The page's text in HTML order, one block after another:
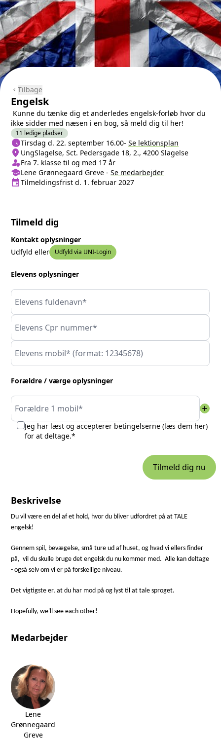
chevron_left Tilbage
Engelsk
Kunne du tænke dig et anderledes engelsk-forløb hvor du
ikke sidder med næsen i en bog, så meld dig til her!
11 ledige pladser
Næste lektion
scheduleTirsdag d. 22. september 16.00- Se lektionsplan
Sted/Adresse
location_on UngSlagelse, Sct. Pedersgade 18, 2., 4200 Slagelse
Klasse/Aldersbegrænsning
person_shieldFra 7. klasse til og med 17 år
Medarbejder
schoolLene Grønnegaard Greve - Se medarbejder
Tilmeldingsfrist
eventTilmeldingsfrist d. 1. februar 2027
Tilmeld dig
Kontakt oplysninger
Udfyld eller
Udfyld via UNI-Login
Elevens oplysninger
Elevens fuldenavn*
Elevens Cpr nummer*
Elevens mobil* (format: 12345678)
Forældre / værge oplysninger
Forældre 1 mobil* add
Jeg har læst og accepterer betingelserne (læs dem her)
for at deltage.*
Tilmeld dig nu
Beskrivelse
Du vil være en del af et hold, hvor du bliver udfordret på at TALE
engelsk!
Gennem spil, bevægelse, små ture ud af huset, og hvad vi ellers finder
på, vil du skulle bruge det engelsk du nu kommer med. Alle kan deltage
- også selv om vi er på forskellige niveau.
Det vigtigste er, at du har mod på og lyst til at tale sproget.
Hopefully, we'll see each other!
Medarbejder
Lene
Grønnegaard
Greve